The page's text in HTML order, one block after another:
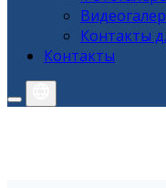
Контакты
Контакты